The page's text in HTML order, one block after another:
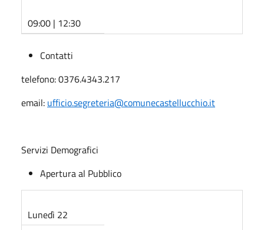
09:00 | 12:30
Contatti
telefono: 0376.4343.217
email: ufficio.segreteria@comunecastellucchio.it
Servizi Demografici
Apertura al Pubblico
Lunedì 22